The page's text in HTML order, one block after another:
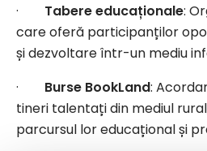
· Tabere educaționale:
care oferă participanților
și dezvoltare într-un mediu
· Burse BookLand:
tineri talentați din mediul
parcursul lor educațional și